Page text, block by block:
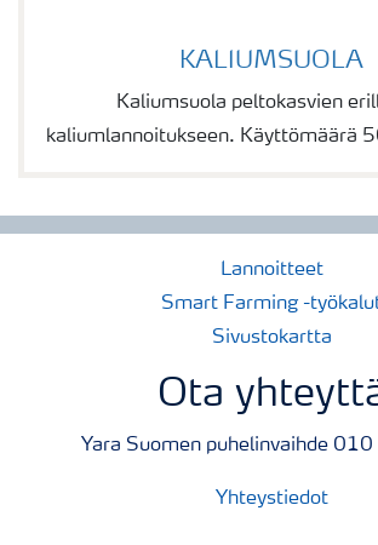
KALIUMSUOLA
Kaliumsuola peltokasvien
kaliumlannoitukseen. Käyttömäärä
Lannoitteet
Smart Farming -
Sivustokartta
Ota
Yara Suomen puhelinvaihde
Yhteystiedot